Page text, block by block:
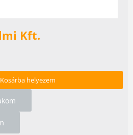
Kft.
Kosárba helyezem